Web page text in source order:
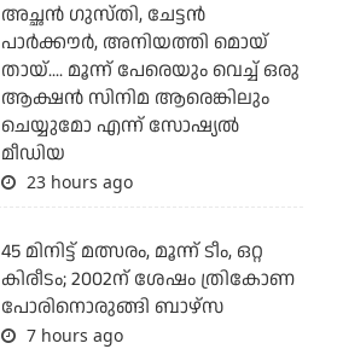
അച്ഛന്‍ ഗുസ്തി, ചേട്ടന്‍
പാര്‍ക്കൗര്‍, അനിയത്തി മൊയ്
തായ്.... മൂന്ന് പേരെയും വെച്ച് ഒരു
ആക്ഷന്‍ സിനിമ ആരെങ്കിലും
ചെയ്യുമോ എന്ന് സോഷ്യല്‍
മീഡിയ
23 hours ago
45 മിനിട്ട് മത്സരം, മൂന്ന് ടീം, ഒറ്റ
കിരീടം; 2002ന് ശേഷം ത്രികോണ
പോരിനൊരുങ്ങി ബാഴ്‌സ
7 hours ago